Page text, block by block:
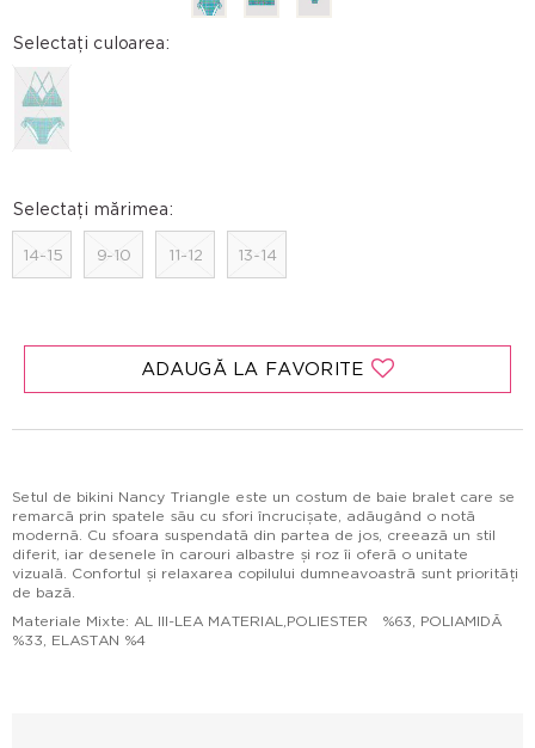
Selectați culoarea:
Selectați mărimea:
14-15 9-10 11-12 13-14
ADAUGĂ LA FAVORITE
Setul de bikini Nancy Triangle este un costum de baie bralet care se
remarcă prin spatele său cu sfori încrucișate, adăugând o notă
modernă. Cu sfoara suspendată din partea de jos, creează un stil
diferit, iar desenele în carouri albastre și roz îi oferă o unitate
vizuală. Confortul și relaxarea copilului dumneavoastră sunt priorități
de bază.
Materiale Mixte: AL III-LEA MATERIAL,POLIESTER %63, POLIAMIDĂ
%33, ELASTAN %4